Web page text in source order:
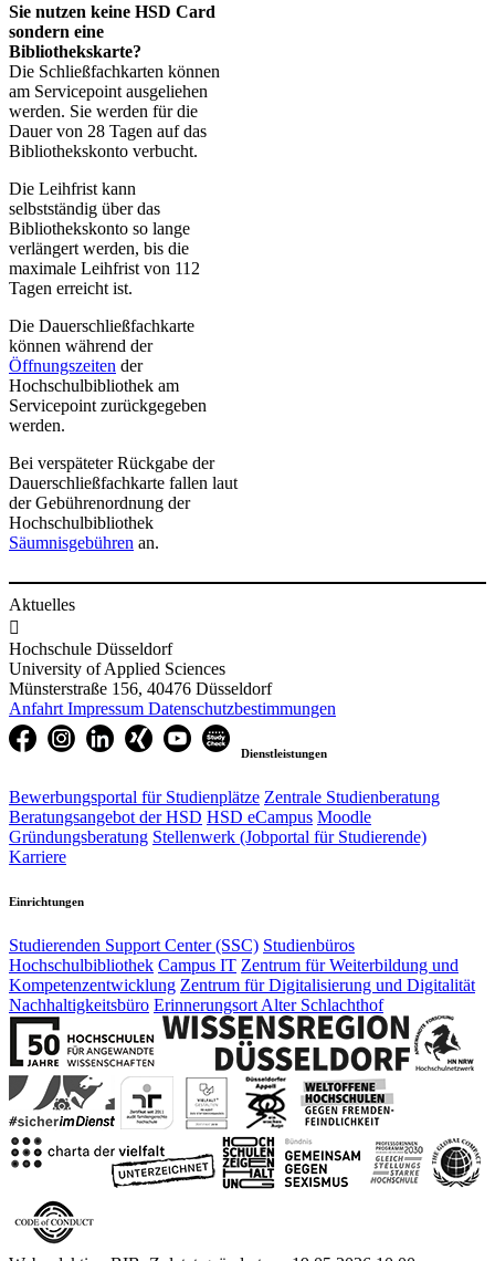
Sie nutzen keine HSD Card
sondern eine
Bibliothekskarte?
Die Schließfachkarten können
am Servicepoint ausgeliehen
werden. Sie werden für die
Dauer von 28 Tagen auf das
Bibliothekskonto verbucht.
Die Leihfrist kann
selbstständig über das
Bibliothekskonto so lange
verlängert werden, bis die
maximale Leihfrist von 112
Tagen erreicht ist.
Die Dauerschließfachkarte
können während der
Öffnungszeiten der
Hochschulbibliothek am
Servicepoint zurückgegeben
werden.
Bei verspäteter Rückgabe der
Dauerschließfachkarte fallen laut
der Gebührenordnung der
Hochschulbibliothek
Säumnisgebühren an.
Aktuelles

Hochschule Düsseldorf
University of Applied Sciences
Münsterstraße 156, 40476 Düsseldorf
Anfahrt Impressum Datenschutzbestimmungen
Dienstleistungen
Bewerbungsportal für Studienplätze Zentrale Studienberatung
Beratungsangebot der HSD HSD eCampus Moodle
Gründungsberatung Stellenwerk (Jobportal für Studierende)
Karriere
Einrichtungen
Studierenden Support Center (SSC) Studienbüros
Hochschulbibliothek Campus IT Zentrum für Weiterbildung und
Kompetenzentwicklung Zentrum für Digitalisierung und Digitalität
Nachhaltigkeitsbüro Erinnerungsort Alter Schlachthof